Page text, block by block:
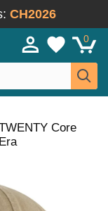
CH2026
0
Core